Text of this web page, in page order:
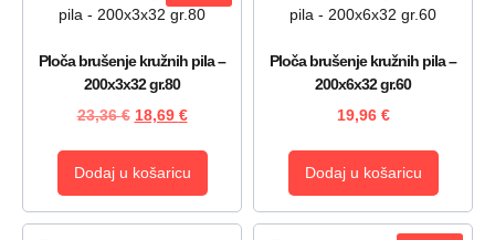
Ploča brušenje kružnih pila –
200x3x32 gr.80
23,36€ 18,69 €
Dodaj u košaricu
Ploča brušenje kružnih pila –
200x6x32 gr.60
19,96 €
Dodaj u košaricu